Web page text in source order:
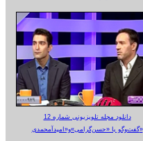
دانلود مجله تلویزیونی شماره 12
گفت‌وگو با «حسن‌گرامی»و«امیدآمحمدی»